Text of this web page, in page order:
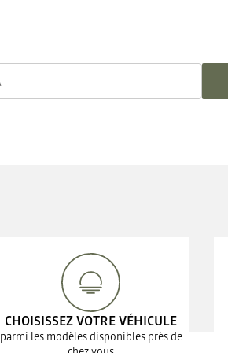
CHOISISSEZ VOTRE VÉHICULE
parmi les modèles disponibles près de